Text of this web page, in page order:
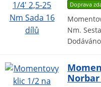
Doprava
Nm.
Norbar